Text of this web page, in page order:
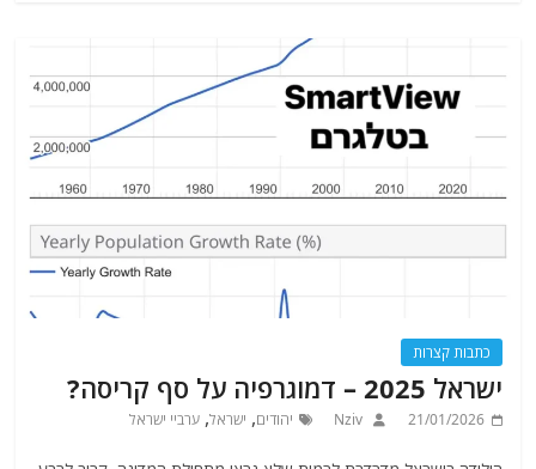
כתבות קצרות
ישראל 2025 – דמוגרפיה על סף קריסה?
21/01/2026
Nziv יהודים, ישראל,ערביי ישראל